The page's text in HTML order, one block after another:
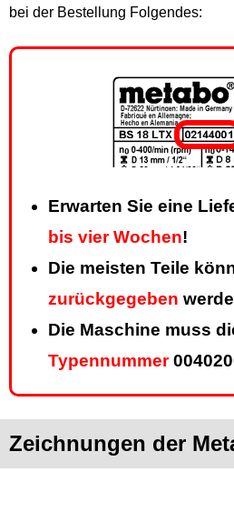
bei der Bestellung Folgendes:
Erwarten Sie eine
bis vier Wochen!
Die meisten Teile
zurückgegeben
Die Maschine muss
Typennummer
Zeichnungen der